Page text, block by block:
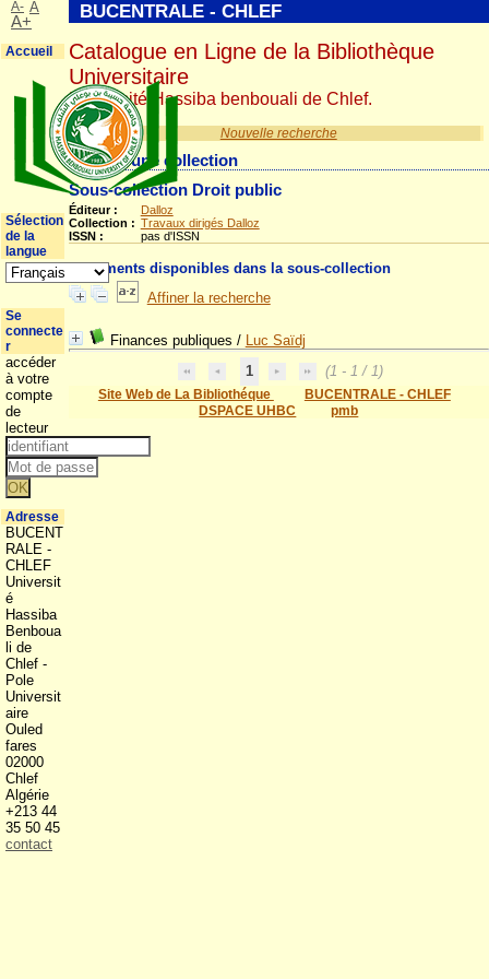
Nouvelle recherche
Détail d'une collection
Sous-collection Droit public
Éditeur :
Dalloz
Collection : Travaux dirigés Dalloz
ISSN :
pas d'ISSN
Documents disponibles dans la sous-collection
Affiner la recherche
Finances publiques / Luc Saïdj
1
(1 - 1 / 1)
Site Web de La Bibliothéque
BUCENTRALE - CHLEF
DSPACE UHBC
pmb
BUCENTRALE - CHLEF
Catalogue en Ligne de la Bibliothèque
Universitaire
Université Hassiba benbouali de Chlef.
A- A
A+
Accueil
Sélection
de la
langue
Se
connecte
r
accéder
à votre
compte
de
lecteur
Adresse
BUCENT
RALE -
CHLEF
Universit
é
Hassiba
Benboua
li de
Chlef -
Pole
Universit
aire
Ouled
fares
02000
Chlef
Algérie
+213 44
35 50 45
contact